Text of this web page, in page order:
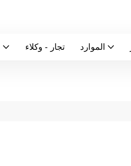
تجار - وكلاء الموارد